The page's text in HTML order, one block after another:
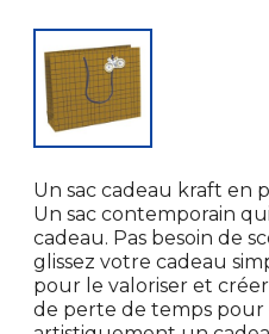
Un sac cadeau kraft en
Un sac contemporain
cadeau. Pas besoin de
glissez votre cadeau
pour le valoriser et
de perte de temps